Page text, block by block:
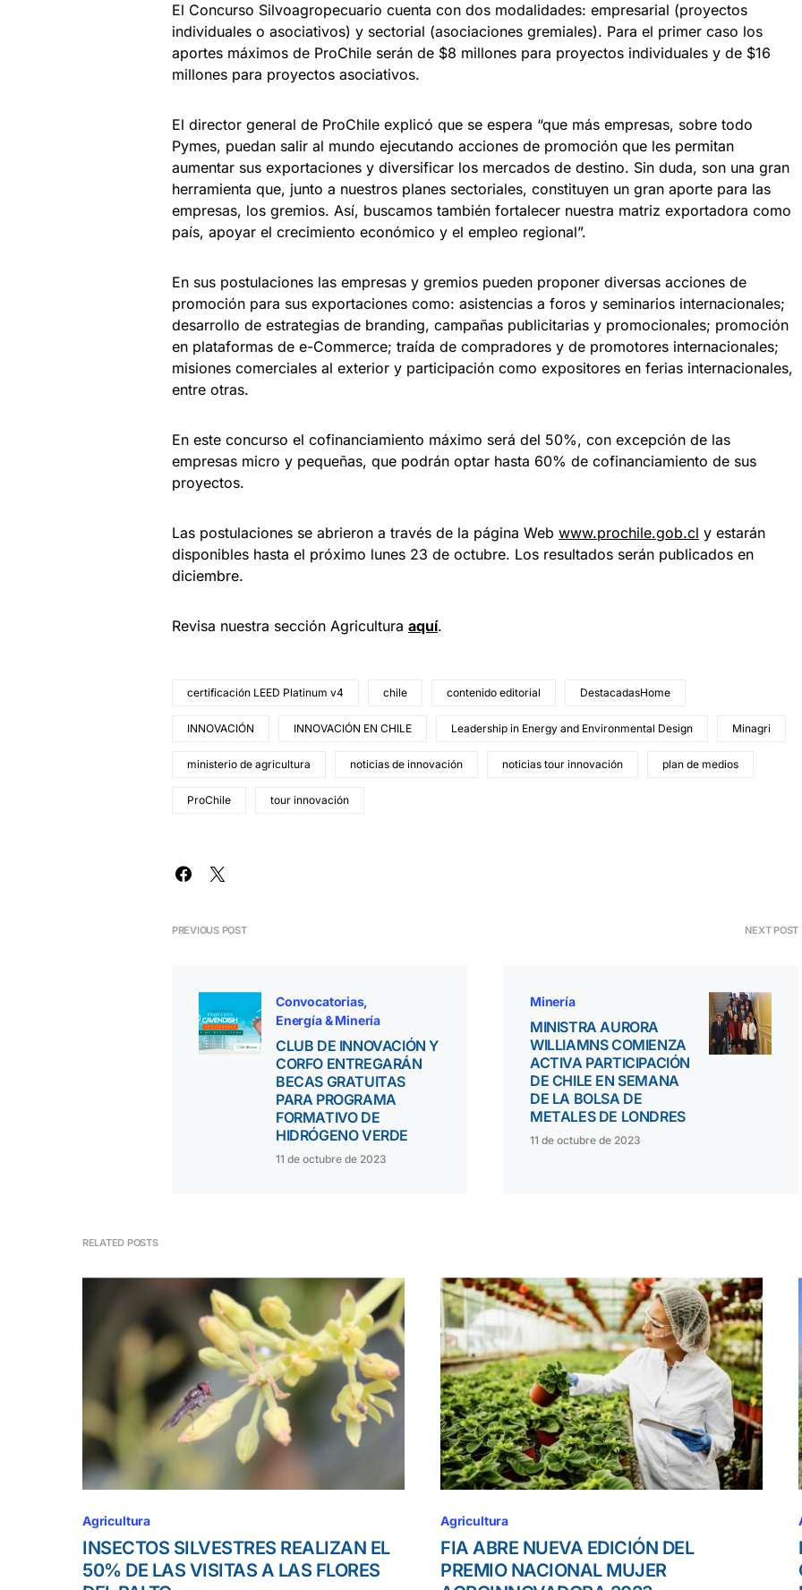
El Concurso Silvoagropecuario cuenta con dos modalidades: empresarial (proyectos
individuales o asociativos) y sectorial (asociaciones gremiales). Para el primer caso los
aportes máximos de ProChile serán de $8 millones para proyectos individuales y de $16
millones para proyectos asociativos.
El director general de ProChile explicó que se espera “que más empresas, sobre todo
Pymes, puedan salir al mundo ejecutando acciones de promoción que les permitan
aumentar sus exportaciones y diversificar los mercados de destino. Sin duda, son una gran
herramienta que, junto a nuestros planes sectoriales, constituyen un gran aporte para las
empresas, los gremios. Así, buscamos también fortalecer nuestra matriz exportadora como
país, apoyar el crecimiento económico y el empleo regional”.
En sus postulaciones las empresas y gremios pueden proponer diversas acciones de
promoción para sus exportaciones como: asistencias a foros y seminarios internacionales;
desarrollo de estrategias de branding, campañas publicitarias y promocionales; promoción
en plataformas de e-Commerce; traída de compradores y de promotores internacionales;
misiones comerciales al exterior y participación como expositores en ferias internacionales,
entre otras.
En este concurso el cofinanciamiento máximo será del 50%, con excepción de las
empresas micro y pequeñas, que podrán optar hasta 60% de cofinanciamiento de sus
proyectos.
Las postulaciones se abrieron a través de la página Web www.prochile.gob.cl y estarán
disponibles hasta el próximo lunes 23 de octubre. Los resultados serán publicados en
diciembre.
Revisa nuestra sección Agricultura aquí.
certificación LEED Platinum v4 chile contenido editorial DestacadasHome
INNOVACIÓN INNOVACIÓN EN CHILE Leadership in Energy and Environmental Design Minagri
ministerio de agricultura noticias de innovación noticias tour innovación plan de medios
ProChile tour innovación
PREVIOUS POST
Convocatorias
Energía & Minería
CLUB DE INNOVACIÓN Y
CORFO ENTREGARÁN
BECAS GRATUITAS
PARA PROGRAMA
FORMATIVO DE
HIDRÓGENO VERDE
11 de octubre de 2023
NEXT POST
Minería
MINISTRA AURORA
WILLIAMNS COMIENZA
ACTIVA PARTICIPACIÓN
DE CHILE EN SEMANA
DE LA BOLSA DE
METALES DE LONDRES
11 de octubre de 2023
RELATED POSTS
Agricultura
INSECTOS SILVESTRES REALIZAN EL
50% DE LAS VISITAS A LAS FLORES
Agricultura
FIA ABRE NUEVA EDICIÓN DEL
PREMIO NACIONAL MUJER